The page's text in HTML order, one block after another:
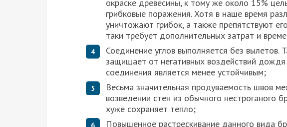
окраске древесины, к тому же около 15%
грибковые поражения. Хотя в наше время
уничтожают грибок, а также препятствуют
таки требует дополнительных затрат и
Соединение углов выполняется без вылетов.
защищает от негативных воздействий
соединения является менее устойчивым;
Весьма значительная продуваемость швов
возведении стен из обычного нестроганого
хуже сохраняет тепло;
Повышенное растрескивание данного вида